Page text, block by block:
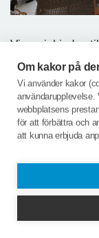
Om kakor på
Vi använder kakor
användarupplevelse.
webbplatsens
för att förbättra och
att kunna erbjuda
Vi var inbjudna
Ekesbo mötte
berättade om
fler invånare än
resa genom